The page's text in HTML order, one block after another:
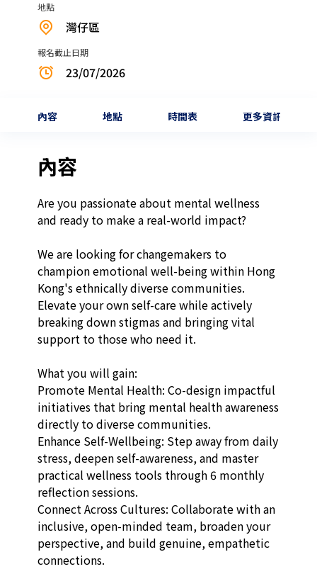
地點
灣仔區
報名截止日期
23/07/2026
內容 地點 時間表 更多資訊
內容
Are you passionate about mental wellness
and ready to make a real-world impact?
We are looking for changemakers to
champion emotional well-being within Hong
Kong's ethnically diverse communities.
Elevate your own self-care while actively
breaking down stigmas and bringing vital
support to those who need it.
What you will gain:
Promote Mental Health: Co-design impactful
initiatives that bring mental health awareness
directly to diverse communities.
Enhance Self-Wellbeing: Step away from daily
stress, deepen self-awareness, and master
practical wellness tools through 6 monthly
reflection sessions.
Connect Across Cultures: Collaborate with an
inclusive, open-minded team, broaden your
perspective, and build genuine, empathetic
connections.